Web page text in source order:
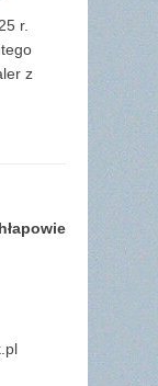
r.
z